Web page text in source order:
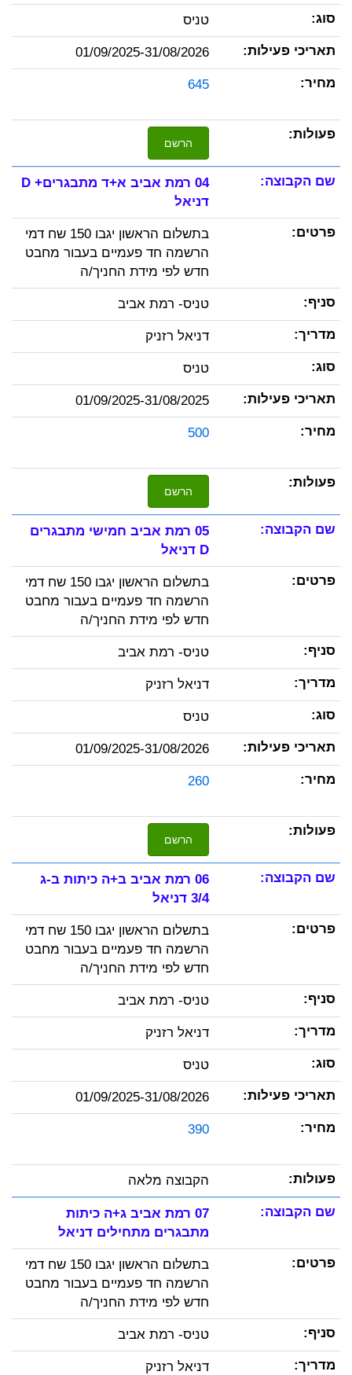
טניס
01/09/2025-31/08/2026
645
הרשם
04 רמת אביב א+ד מתבגרים+ D
דניאל
בתשלום הראשון יגבו 150 שח דמי
הרשמה חד פעמיים בעבור מחבט
חדש לפי מידת החניך/ה
טניס- רמת אביב
דניאל רזניק
טניס
01/09/2025-31/08/2025
500
הרשם
05 רמת אביב חמישי מתבגרים
D דניאל
בתשלום הראשון יגבו 150 שח דמי
הרשמה חד פעמיים בעבור מחבט
חדש לפי מידת החניך/ה
טניס- רמת אביב
דניאל רזניק
טניס
01/09/2025-31/08/2026
260
הרשם
06 רמת אביב ב+ה כיתות ב-ג
3/4 דניאל
בתשלום הראשון יגבו 150 שח דמי
הרשמה חד פעמיים בעבור מחבט
חדש לפי מידת החניך/ה
טניס- רמת אביב
דניאל רזניק
טניס
01/09/2025-31/08/2026
390
הקבוצה מלאה
07 רמת אביב ג+ה כיתות
מתבגרים מתחילים דניאל
בתשלום הראשון יגבו 150 שח דמי
הרשמה חד פעמיים בעבור מחבט
חדש לפי מידת החניך/ה
טניס- רמת אביב
דניאל רזניק